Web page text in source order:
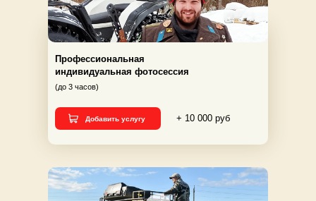
+ 10 000 руб
Профессиональная
индивидуальная фотосессия
(до 3 часов)
Добавить услугу